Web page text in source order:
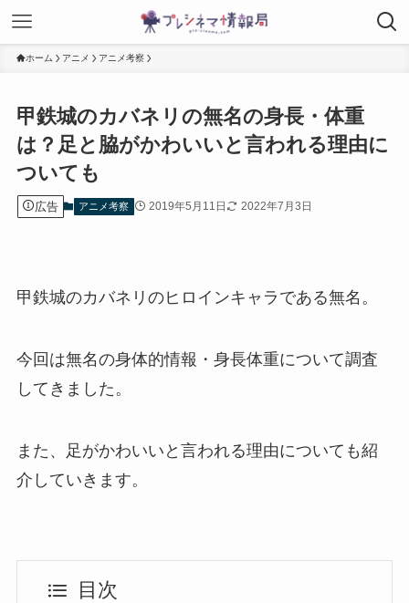
ホーム アニメ アニメ考察
甲鉄城のカバネリの無名の身長・体重
は？足と脇がかわいいと言われる理由に
ついても
広告 アニメ考察 2019年5月11日 2022年7月3日
甲鉄城のカバネリのヒロインキャラである無名。
今回は無名の身体的情報・身長体重について調査
してきました。
また、足がかわいいと言われる理由についても紹
介していきます。
目次